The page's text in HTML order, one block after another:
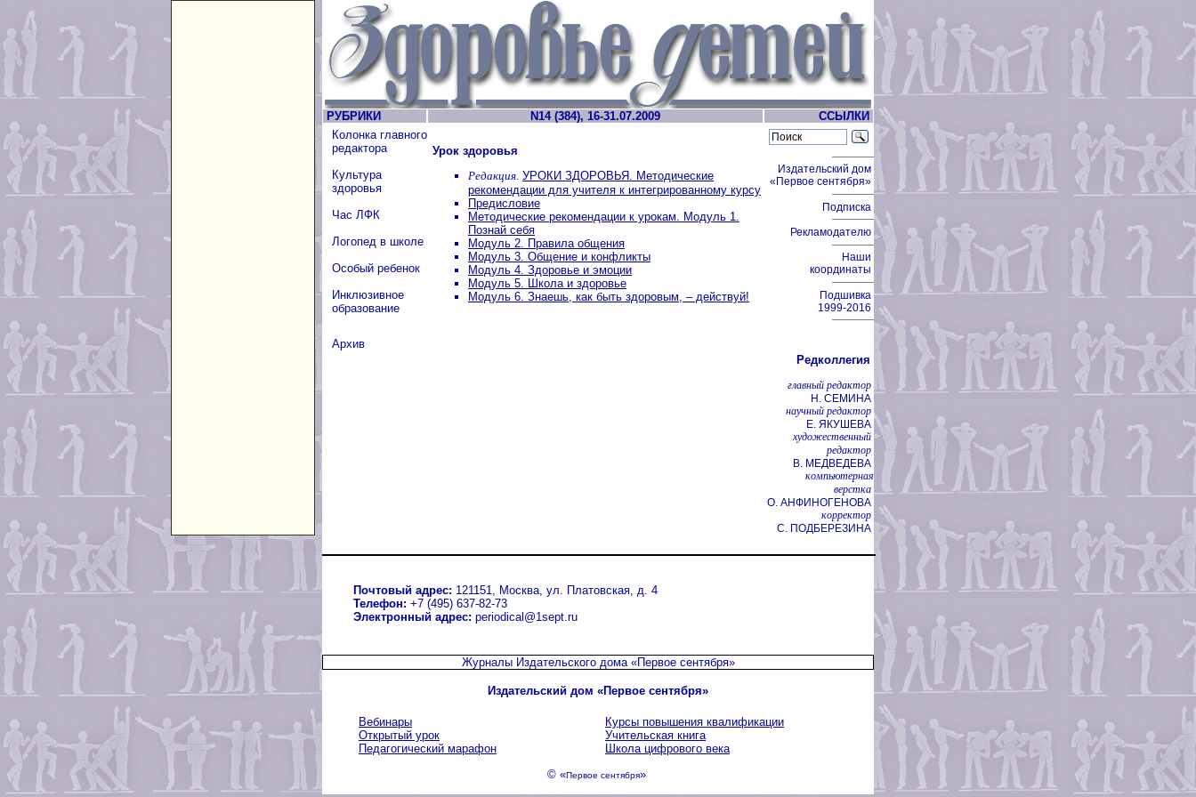
РУБРИКИ N14 (384), 16-31.07.2009
ССЫЛКИ
Колонка главного
редактора
Культура
здоровья
Час ЛФК
Логопед в школе
Особый ребенок
Инклюзивное
образование
Архив
Урок здоровья
Редакция. УРОКИ ЗДОРОВЬЯ. Методические
рекомендации для учителя к интегрированному курсу
Предисловие
Методические рекомендации к урокам. Модуль 1.
Познай себя
Модуль 2. Правила общения
Модуль 3. Общение и конфликты
Модуль 4. Здоровье и эмоции
Модуль 5. Школа и здоровье
Модуль 6. Знаешь, как быть здоровым, – действуй!
Издательский дом
«Первое сентября»
Подписка
Рекламодателю
Наши
координаты
Подшивка
1999-2016
Редколлегия
главный редактор
Н. СЕМИНА
научный редактор
Е. ЯКУШЕВА
художественный
редактор
В. МЕДВЕДЕВА
компьютерная
верстка
О. АНФИНОГЕНОВА
корректор
С. ПОДБЕРЕЗИНА
Почтовый адрес: 121151, Москва, ул. Платовская, д. 4
Телефон: +7 (495) 637-82-73
Электронный адрес: periodical@1sept.ru
Журналы Издательского дома «Первое сентября»
Издательский дом «Первое сентября»
Вебинары
Открытый урок
Педагогический марафон
Курсы повышения квалификации
Учительская книга
Школа цифрового века
© «Первое сентября»